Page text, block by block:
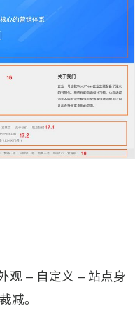
观 – 自定义 – 站点身
减。